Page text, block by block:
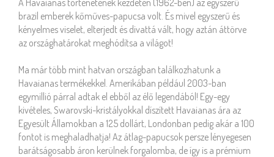
A Havaianas történetének kezdetén (1962-ben) az egyszerű
brazil emberek kőműves-papucsa volt. És mivel egyszerű és
kényelmes viselet, elterjedt és divattá vált, hogy aztán áttörve
az országhatárokat meghódítsa a világot!
Ma már több mint hatvan országban találkozhatunk a
Havaianas termékekkel. Amerikában például 2003-ban
egymillió párral adtak el ebből az élő legendából! Egy-egy
kivételes, Swarovski-kristályokkal díszített Havaianas ára az
Egyesült Államokban a 125 dollárt, Londonban pedig akár a 100
fontot is meghaladhatja! Az átlag-papucsok persze lényegesen
barátságosabb áron kerülnek forgalomba, de így is a prémium